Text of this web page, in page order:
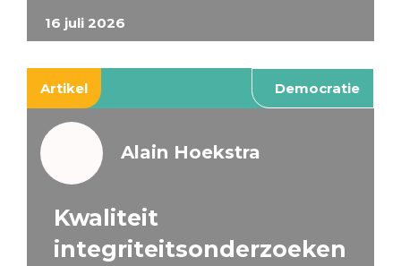
16 juli 2026
Artikel Democratie
Alain Hoekstra
Kwaliteit
integriteitsonderzoeken